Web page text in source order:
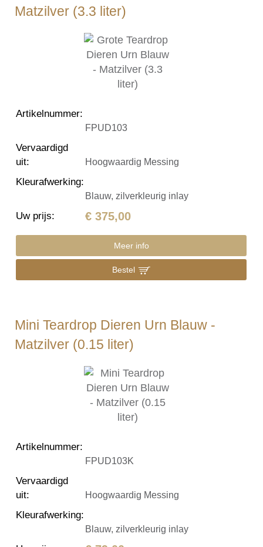
Matzilver (3.3 liter)
Artikelnummer:
FPUD103
Vervaardigd
uit: Hoogwaardig Messing
Kleurafwerking:
Blauw, zilverkleurig inlay
Uw prijs: € 375,00
Meer info
Bestel
Mini Teardrop Dieren Urn Blauw -
Matzilver (0.15 liter)
Artikelnummer:
FPUD103K
Vervaardigd
uit: Hoogwaardig Messing
Kleurafwerking:
Blauw, zilverkleurig inlay